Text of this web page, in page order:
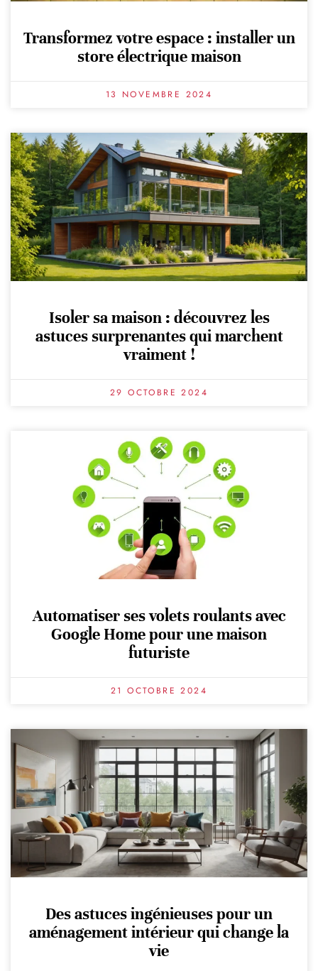
Transformez votre espace : installer un
store électrique maison
13 NOVEMBRE 2024
Isoler sa maison : découvrez les
astuces surprenantes qui marchent
vraiment !
29 OCTOBRE 2024
Automatiser ses volets roulants avec
Google Home pour une maison
futuriste
21 OCTOBRE 2024
Des astuces ingénieuses pour un
aménagement intérieur qui change la
vie